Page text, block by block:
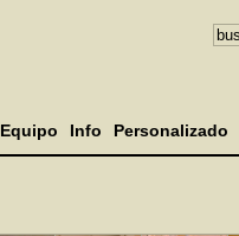
Equipo Info Personalizado